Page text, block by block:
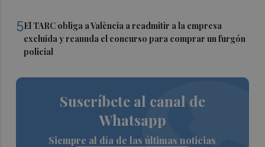
5El TARC obliga a València a readmitir a la empresa
excluida y reanuda el concurso para comprar un furgón
policial
Suscríbete al canal de
Whatsapp
Siempre al día de las últimas noticias